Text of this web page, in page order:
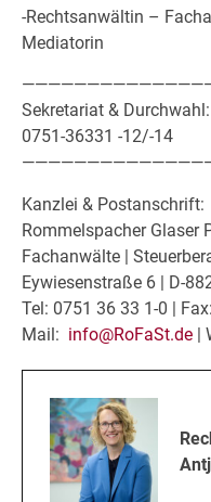
-Rechtsanwältin –
Mediatorin
Sekretariat &
0751-36331 -12/-14
Kanzlei & Postanschrift:
Rommelspacher Glaser
Fachanwälte |
Eywiesenstraße 6 | D-
Tel: 0751 36 33 1-0 |
Mail: info@RoFaSt.de |